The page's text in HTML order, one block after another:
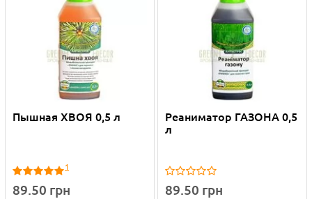
Пышная ХВОЯ 0,5 л
1
89.50 грн
Реаниматор ГАЗОНА 0,5
л
89.50 грн